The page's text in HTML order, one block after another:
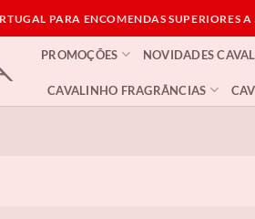
PARA ENCOMENDAS SUPERIORES A
PROMOÇÕES NOVIDADES
CAVALINHO FRAGRÂNCIAS